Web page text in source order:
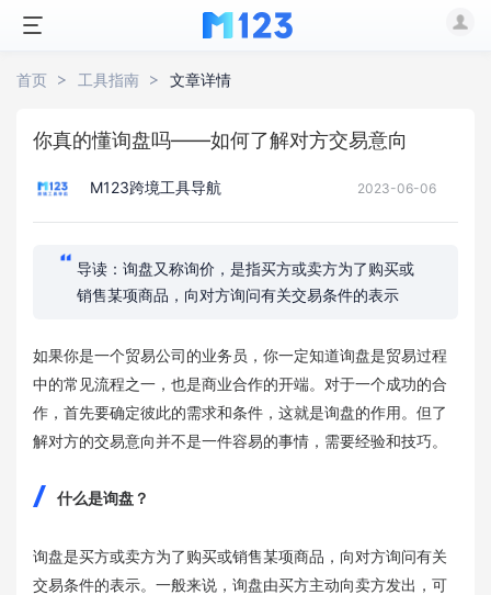
首页 工具指南 文章详情
你真的懂询盘吗——如何了解对方交易意向
M123跨境工具导航 2023-06-06
导读：询盘又称询价，是指买方或卖方为了购买或
销售某项商品，向对方询问有关交易条件的表示
如果你是一个贸易公司的业务员，你一定知道询盘是贸易过程
中的常见流程之一，也是商业合作的开端。对于一个成功的合
作，首先要确定彼此的需求和条件，这就是询盘的作用。但了
解对方的交易意向并不是一件容易的事情，需要经验和技巧。
什么是询盘？
询盘是买方或卖方为了购买或销售某项商品，向对方询问有关
交易条件的表示。一般来说，询盘由买方主动向卖方发出，可